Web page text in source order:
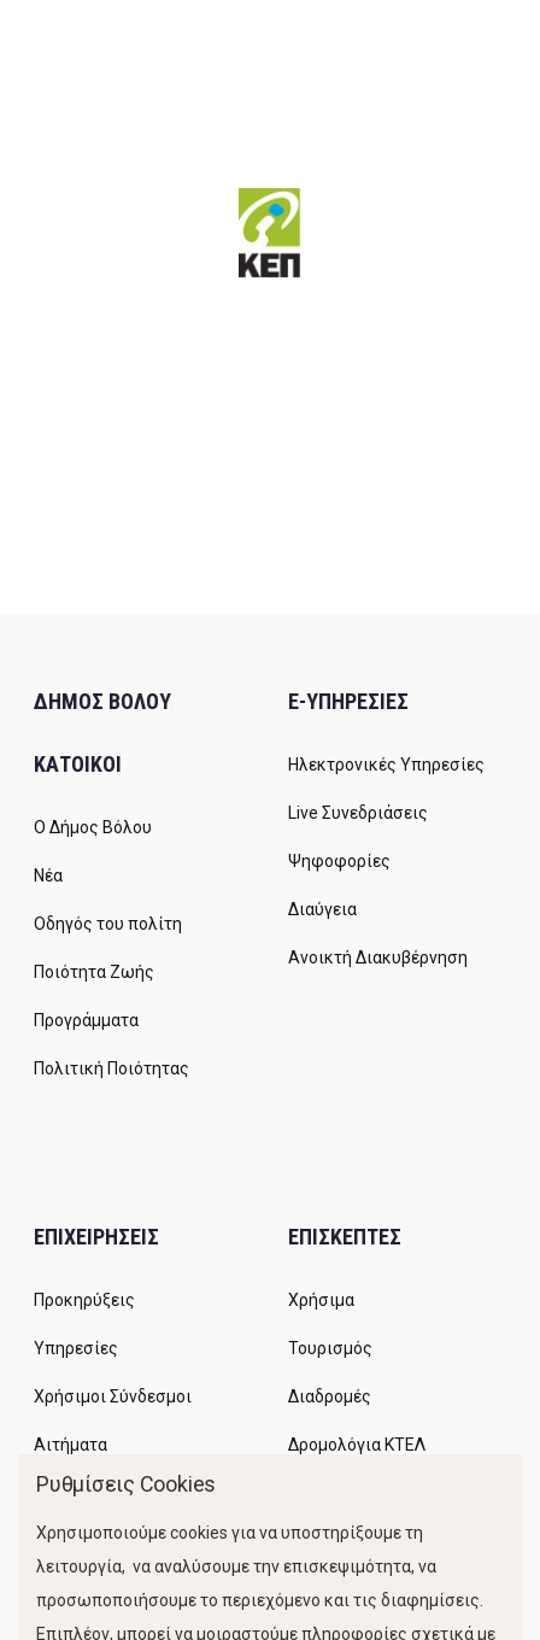
ΔΗΜΟΣ ΒΟΛΟΥ
ΚΑΤΟΙΚΟΙ
Ο Δήμος Βόλου
Νέα
Οδηγός του πολίτη
Ποιότητα Ζωής
Προγράμματα
Πολιτική Ποιότητας
E-ΥΠΗΡΕΣΙΕΣ
Ηλεκτρονικές Υπηρεσίες
Live Συνεδριάσεις
Ψηφοφορίες
Διαύγεια
Ανοικτή Διακυβέρνηση
ΕΠΙΧΕΙΡΗΣΕΙΣ
Προκηρύξεις
Υπηρεσίες
Χρήσιμοι Σύνδεσμοι
Αιτήματα
ΕΠΙΣΚΕΠΤΕΣ
Χρήσιμα
Τουρισμός
Διαδρομές
Δρομολόγια ΚΤΕΛ
Κίνηση Λιμένος
Ρυθμίσεις Cookies
Χρησιμοποιούμε cookies για να υποστηρίξουμε τη
λειτουργία, να αναλύσουμε την επισκεψιμότητα, να
προσωποποιήσουμε το περιεχόμενο και τις διαφημίσεις.
Επιπλέον, μπορεί να μοιραστούμε πληροφορίες σχετικά με